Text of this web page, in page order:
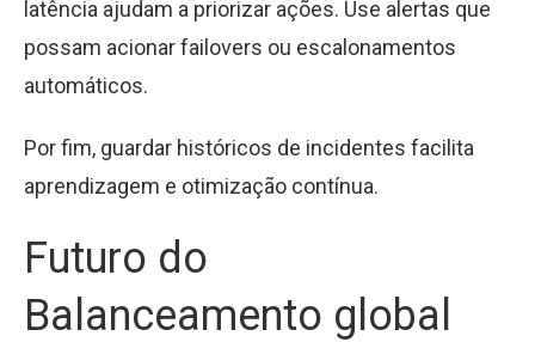
latência ajudam a priorizar ações. Use alertas que
possam acionar failovers ou escalonamentos
automáticos.
Por fim, guardar históricos de incidentes facilita
aprendizagem e otimização contínua.
Futuro do
Balanceamento global